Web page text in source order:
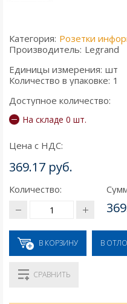
Категория: Розетки
Производитель: Legrand
Единицы измерения: шт
Количество в упаковке: 1
Доступное количество:
На складе 0 шт.
Цена с НДС:
369.17 руб.
Количество:
В КОРЗИНУ В
СРАВНИТЬ